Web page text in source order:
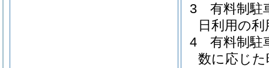
3
有料制駐
日利用の
4
有料制駐
数に応じ